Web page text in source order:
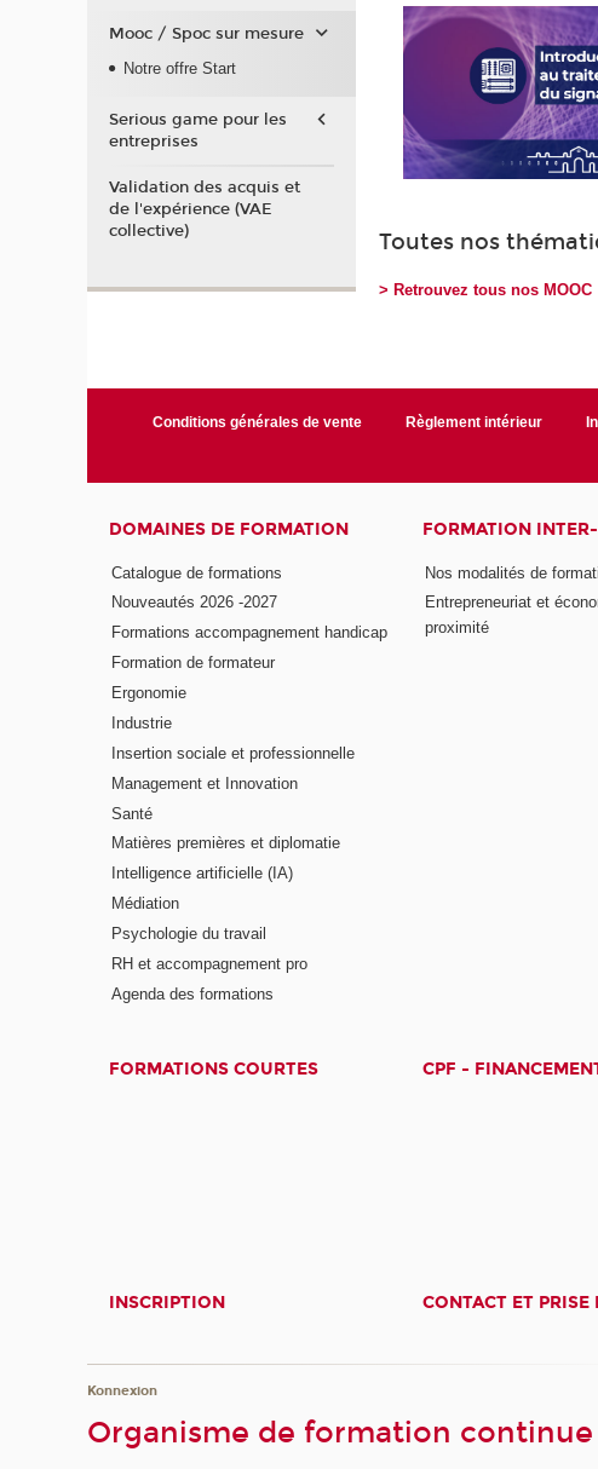
Toutes nos
> Retrouvez tous nos MOOC
Mooc / Spoc sur mesure
Notre offre Start
Serious game pour les
entreprises
Validation des acquis et
de l'expérience (VAE
collective)
Conditions générales de vente Règlement intérieur
DOMAINES DE FORMATION
Catalogue de formations
Nouveautés 2026 -2027
Formations accompagnement handicap
Formation de formateur
Ergonomie
Industrie
Insertion sociale et professionnelle
Management et Innovation
Santé
Matières premières et diplomatie
Intelligence artificielle (IA)
Médiation
Psychologie du travail
RH et accompagnement pro
Agenda des formations
FORMATION
Nos modalités de
Entrepreneuriat et
proximité
FORMATIONS COURTES CPF -
INSCRIPTION CONTACT ET PRISE
Konnexion
Organisme de formation